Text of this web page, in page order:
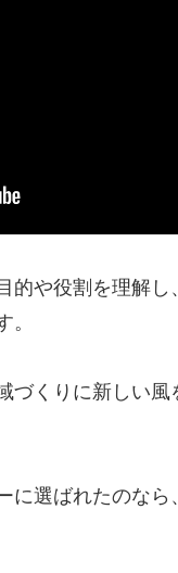
や役割を理解
。
づくりに新しい
に選ばれたのな